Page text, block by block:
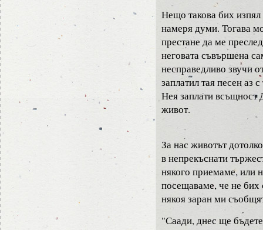
Нещо такова бих изпял
намеря думи. Тогава
престане да ме
неговата съвършена
несправедливо звучи
заплатил тая песен аз
Нея заплати
живот.
За нас животът
в непрекъснати
някого приемаме, или
посещаваме, че не бих
някоя заран ми
"Саади, днес ще